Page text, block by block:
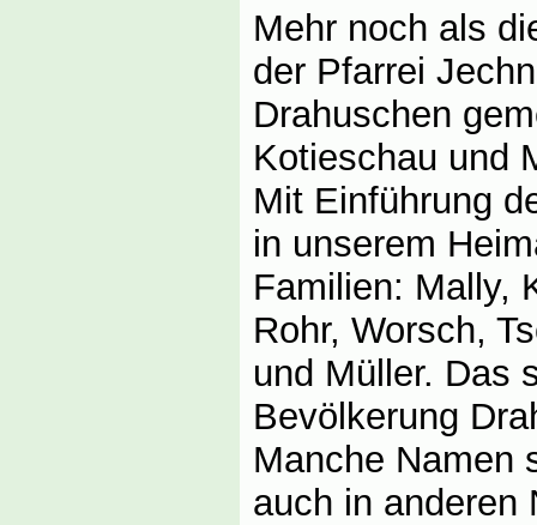
Mehr noch als
der Pfarrei
Drahuschen
Kotieschau und
Mit Einführung
in unserem
Familien: Mally,
Rohr, Worsch,
und Müller. Das
Bevölkerung
Manche Namen
auch in anderen